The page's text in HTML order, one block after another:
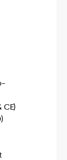
CE)